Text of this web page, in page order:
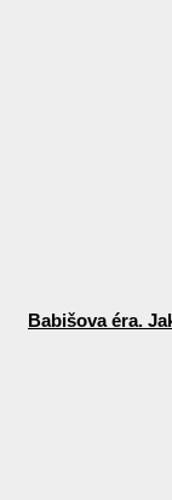
Babišova éra.